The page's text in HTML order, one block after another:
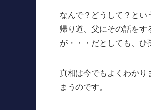
なんで？どうして？とい
帰り道、父にその話を
が・・・だとしても、ひ
真相は今でもよくわかり
まうのです。